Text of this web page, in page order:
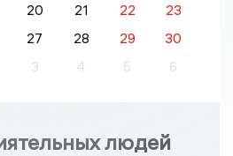
20 21 22
23
27 28 29
30
3 4 5 6
людей